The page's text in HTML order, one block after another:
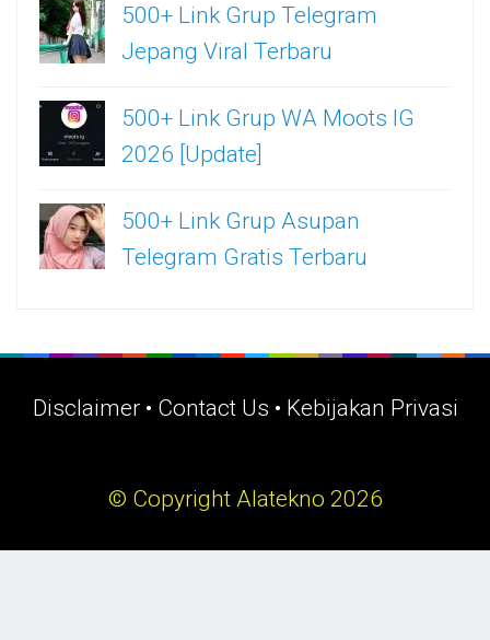
500+ Link Grup Telegram
Jepang Viral Terbaru
500+ Link Grup WA Moots IG
2026 [Update]
500+ Link Grup Asupan
Telegram Gratis Terbaru
Disclaimer• Contact Us • Kebijakan Privasi
© Copyright Alatekno 2026